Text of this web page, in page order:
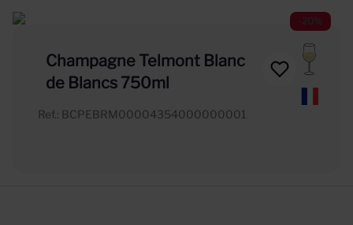
-20%
Champagne Telmont Blanc
de Blancs 750ml
Ref. : BCPEBRM00004354000000001